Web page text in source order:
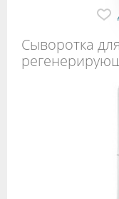
Сыворотка